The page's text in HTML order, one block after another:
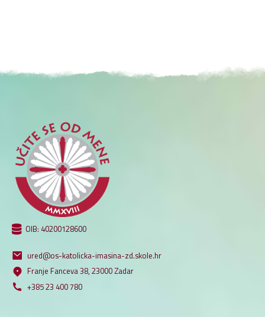
OIB: 40200128600
ured@os-katolicka-imasina-zd.skole.hr
Franje Fanceva 38, 23000 Zadar
+385 23 400 780